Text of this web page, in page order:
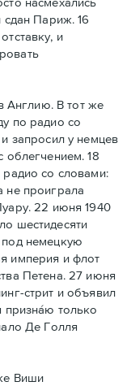
Париж. 16
и
Англию. В тот же
по радио со
запросил у немцев
облегчением. 18
со словами:
не проиграла
22 июня 1940
шестидесяти
под немецкую
империя и флот
Петена. 27 июня
стрит и объявил
только
Де Голля
Виши